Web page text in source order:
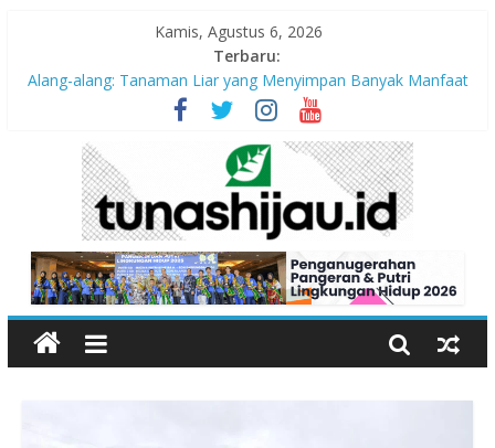
Kamis, Agustus 6, 2026
Terbaru:
“Pengurangan Risiko Bencana Gempa” Webinar Nasional
Seri#305, Sabtu 18 Juli 2026
Alang-alang: Tanaman Liar yang Menyimpan Banyak Manfaat
bagi Kehidupan
Peran Kritis Pendidik Saat Guncangan Gempa Terjadi
Sekolah Aman Gempa
Hari Anak Nasional 2026: Memastikan Setiap Anak Indonesia
Tumbuh Aman, Sehat, dan Bahagia